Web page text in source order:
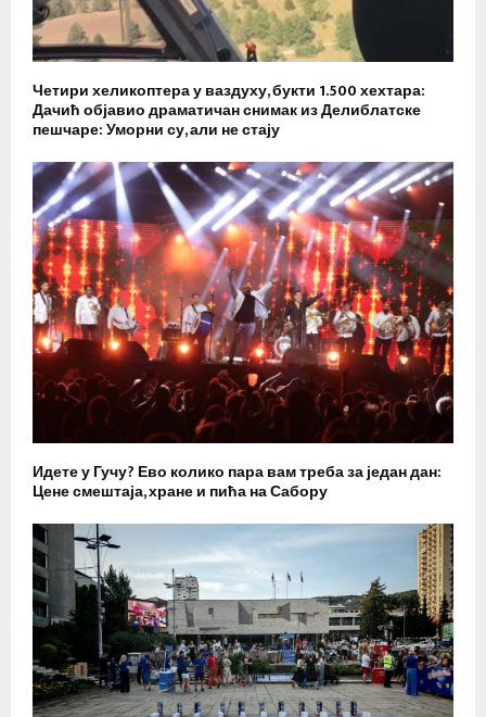
Четири хеликоптера у ваздуху, букти 1.500 хехтара:
Дачић објавио драматичан снимак из Делиблатске
пешчаре: Уморни су, али не стају
Идете у Гучу? Ево колико пара вам треба за један дан:
Цене смештаја, хране и пића на Сабору